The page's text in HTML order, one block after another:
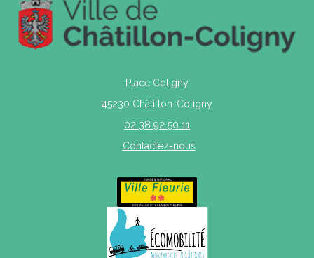
Place Coligny
45230 Châtillon-Coligny
02 38 92 50 11
Contactez-nous